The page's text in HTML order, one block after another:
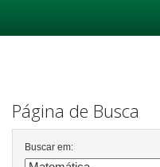
Página de Busca
Buscar em: